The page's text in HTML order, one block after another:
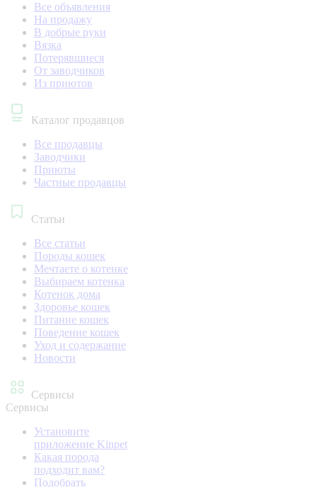
Все объявления
На продажу
В добрые руки
Вязка
Потерявшиеся
От заводчиков
Из приютов
Каталог продавцов
Все продавцы
Заводчики
Приюты
Частные продавцы
Статьи
Все статьи
Породы кошек
Мечтаете о котенке
Выбираем котенка
Котенок дома
Здоровье кошек
Питание кошек
Поведение кошек
Уход и содержание
Новости
Сервисы
Сервисы
Установите
приложение Kinpet
Какая порода
подходит вам?
Подобрать